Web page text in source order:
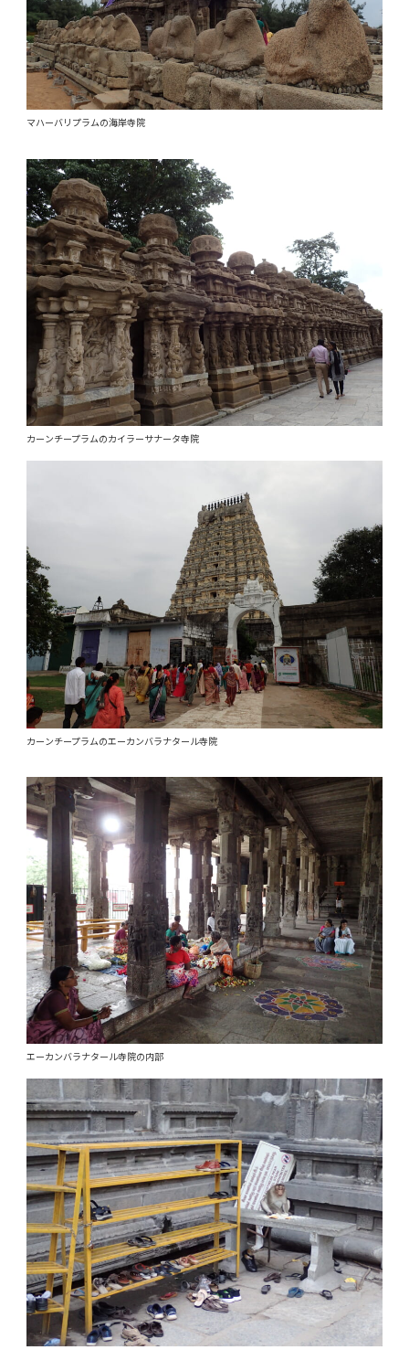
マハーバリプラムの海岸寺院
カーンチープラムのカイラーサナータ寺院
カーンチープラムのエーカンバラナタール寺院
エーカンバラナタール寺院の内部